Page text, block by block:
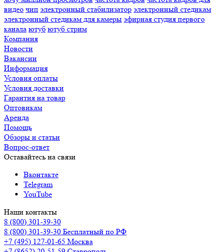
видео чип электронный стабилизатор электронный стедикам
электронный стедикам для камеры эфирная студия первого
канала ютуб ютуб стрим
Компания
Новости
Вакансии
Информация
Условия оплаты
Условия доставки
Гарантия на товар
Оптовикам
Аренда
Помощь
Обзоры и статьи
Вопрос-ответ
Оставайтесь на связи
Вконтакте
Telegram
YouTube
Наши контакты
8 (800) 301-39-30
8 (800) 301-39-30 Бесплатный по РФ
+7 (495) 127-01-65 Москва